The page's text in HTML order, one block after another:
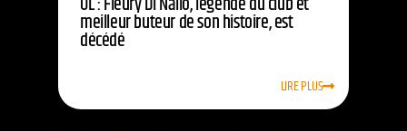
meilleur buteur de son histoire, est
décédé
LIRE PLUS